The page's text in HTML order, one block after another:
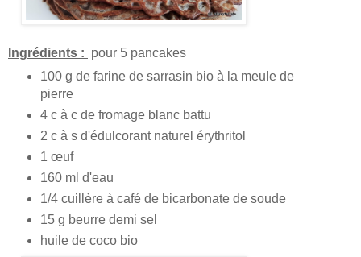
Ingrédients : pour 5 pancakes
100 g de farine de sarrasin bio à la meule de
pierre
4 c à c de fromage blanc battu
2 c à s d'édulcorant naturel érythritol
1 œuf
160 ml d'eau
1/4 cuillère à café de bicarbonate de soude
15 g beurre demi sel
huile de coco bio